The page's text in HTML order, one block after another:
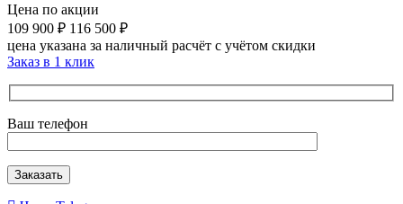
Цена по акции
109 900 ₽ 116 500 ₽
цена указана за наличный расчёт с учётом скидки
Заказ в 1 клик
Ваш телефон